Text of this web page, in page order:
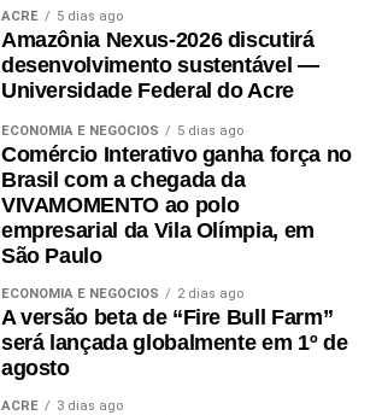
ACRE 5 dias ago
Amazônia Nexus-2026 discutirá
desenvolvimento sustentável —
Universidade Federal do Acre
ECONOMIA E NEGÓCIOS 5 dias ago
Comércio Interativo ganha força no
Brasil com a chegada da
VIVAMOMENTO ao polo
empresarial da Vila Olímpia, em
São Paulo
ECONOMIA E NEGÓCIOS 2 dias ago
A versão beta de “Fire Bull Farm”
será lançada globalmente em 1º de
agosto
ACRE 3 dias ago